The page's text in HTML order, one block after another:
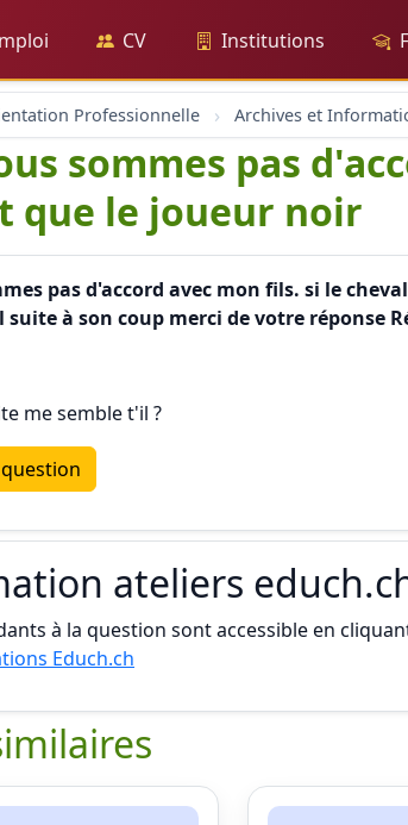
CV Institutions
Professionnelle
sommes pas
que le joueur noir
pas d'accord avec mon fils. si le
à son coup merci de votre réponse
me semble t'il ?
ateliers
à la question sont accessible en
Educh.ch